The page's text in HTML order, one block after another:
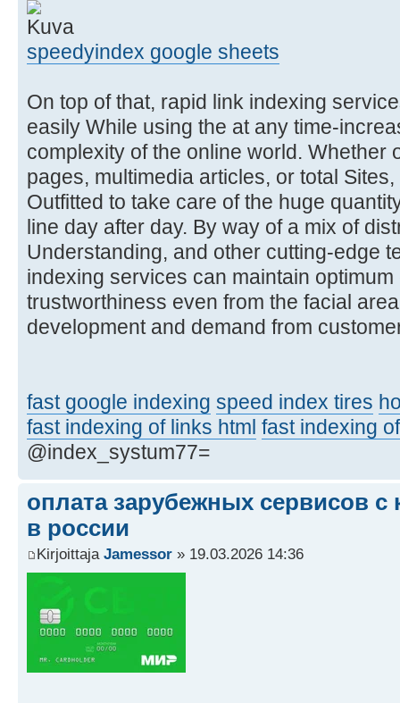
speedyindex google sheets
On top of that, rapid link indexing
easily While using the at any time-
complexity of the online world. Whether
pages, multimedia articles, or total
Outfitted to take care of the huge
line day after day. By way of a mix of
Understanding, and other cutting-edge
indexing services can maintain
trustworthiness even from the facial
development and demand from
fast google indexing speed index tires
fast indexing of links html fast indexing
@index_systum77=
оплата зарубежных сервисов с
в россии
Kirjoittaja Jamessor » 19.03.2026 14:36